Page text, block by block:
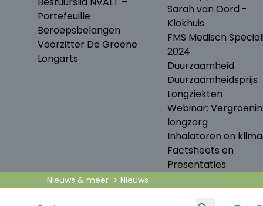
Portefeuille
Beroepsbelangen
Voorzitter De Groene
Longarts
Sarah van Oord -
Klokhuis
FMS Medisch
2024
Duurzaamheid
Duurzaamheidsprijs
Longziekten
Webinar:
longzorg
Inhalatoren en
Factsheets en
Presentaties
Nieuws & meer Nieuws